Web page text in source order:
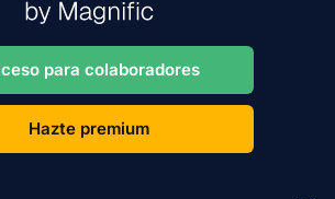
para colaboradores
Hazte premium